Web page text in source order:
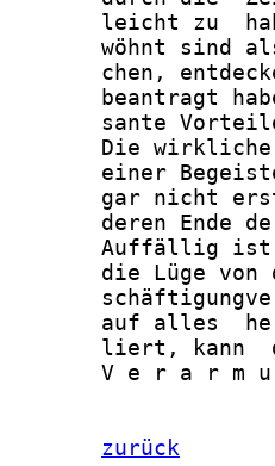
leicht zu
wöhnt sind
chen,
beantragt
sante
Die
einer
gar nicht
deren Ende
Auffällig
die Lüge von
auf alles
liert, kann
V e r a r m
zurück